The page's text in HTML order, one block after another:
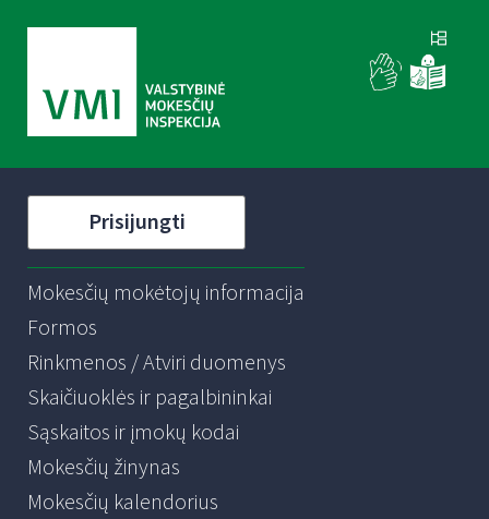
Prisijungti
Mokesčių mokėtojų informacija
Formos
Rinkmenos / Atviri duomenys
Skaičiuoklės ir pagalbininkai
Sąskaitos ir įmokų kodai
Mokesčių žinynas
Mokesčių kalendorius